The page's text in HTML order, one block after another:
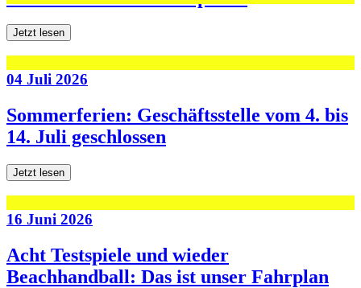
Jetzt lesen
04 Juli 2026
Sommerferien: Geschäftsstelle vom 4. bis
14. Juli geschlossen
Jetzt lesen
16 Juni 2026
Acht Testspiele und wieder
Beachhandball: Das ist unser Fahrplan